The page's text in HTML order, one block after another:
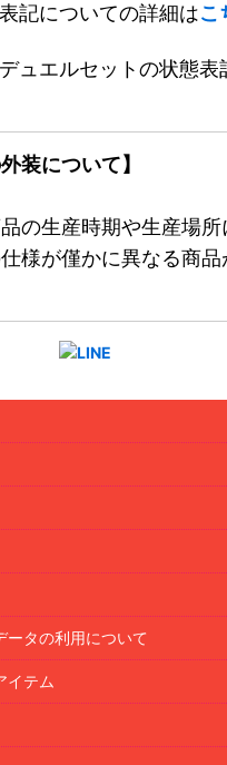
記についての詳細はこ
ュエルセットの状態表
装について】
の生産時期や生産場所
様が僅かに異なる商品
ータの利用について
イテム